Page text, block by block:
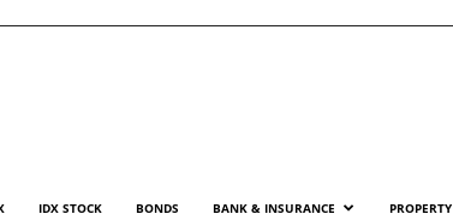
IDX STOCK BONDS BANK & INSURANCE PROPERTY